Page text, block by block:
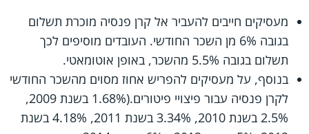
מעסיקים חייבים להעביר אל קרן פנסיה מוכרת תשלום
בגובה 6% מן השכר החודשי. העובדים מוסיפים לכך
תשלום בגובה 5.5% מהשכר, באופן אוטומאטי.
בנוסף, על מעסיקים להפריש אחוז מסוים מהשכר החודשי
לקרן פנסיה עבור פיצויי פיטורים.(1.68% בשנת 2009,
2.5% בשנת 2010, 3.34% בשנת 2011, 4.18% בשנת